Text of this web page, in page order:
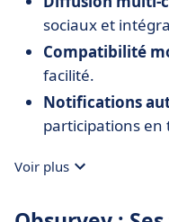
sociaux et
Compatibilité
facilité.
Notifications
participations en
Voir plus